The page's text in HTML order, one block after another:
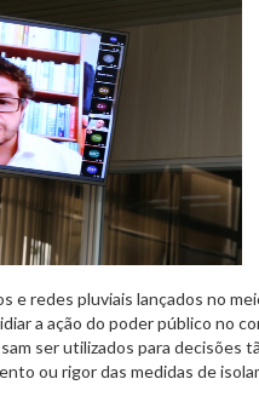
redes pluviais lançados no
a ação do poder público no
ser utilizados para decisões
ou rigor das medidas de